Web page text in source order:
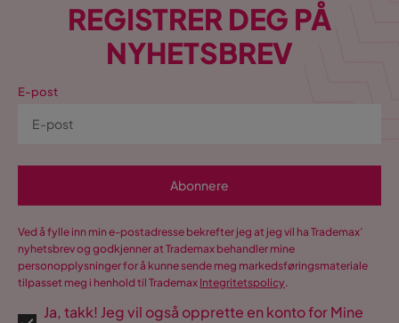
REGISTRER DEG PÅ
NYHETSBREV
E-post
Abonnere
Ved å fylle inn min e-postadresse bekrefter jeg at jeg vil ha Trademax’
nyhetsbrev og godkjenner at Trademax behandler mine
personopplysninger for å kunne sende meg markedsføringsmateriale
tilpasset meg i henhold til Trademax Integritetspolicy.
Ja, takk! Jeg vil også opprette en konto for Mine